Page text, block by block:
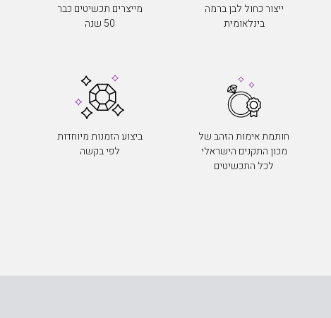
ייצור כחול לבן ברמה
בינלאומית
מייצרים תכשיטים כבר
50 שנה
חותמת אימות הזהב של
מכון התקנים הישראלי
לכל התכשיטים
ביצוע הזמנות מיוחדות
לפי בקשה